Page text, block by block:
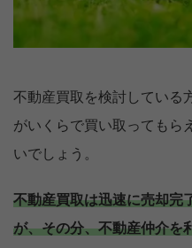
不動産買取を検討している
がいくらで買い取ってもら
いでしょう。
不動産買取は迅速に売却完
が、その分、不動産仲介を